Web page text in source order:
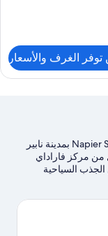
الغرف والأسعار
تقع كوست نابير سرفسد أبارتمنت في حي Napier South بمدينة نابير
مركز فاراداي
الجذب السياحية
يُقدم كل من ركوب